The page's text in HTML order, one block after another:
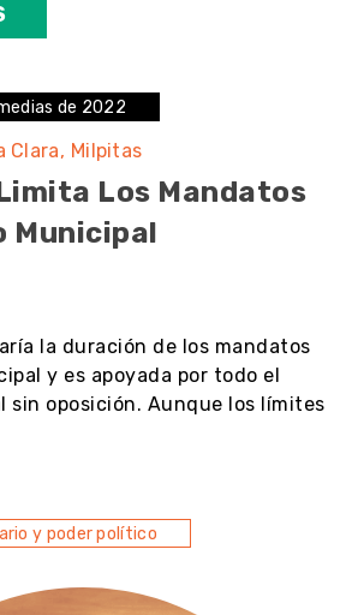
de 2022
Clara Milpitas
Los Mandatos
Municipal
la duración de los mandatos
y es apoyada por todo el
sin oposición. Aunque los límites
y poder político